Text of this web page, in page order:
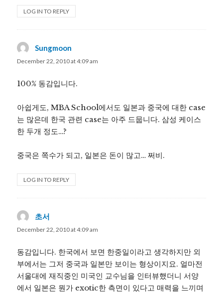
LOG IN TO REPLY
Sungmoon
December 22, 2010 at 4:09 am
100% 동감입니다.
아쉽게도, MBA School에서도 일본과 중국에 대한 case
는 많은데 한국 관련 case는 아주 드뭅니다. 삼성 케이스
한 두개 정도…?
중국은 쪽수가 되고, 일본은 돈이 많고… 쩌비.
LOG IN TO REPLY
초서
December 22, 2010 at 4:09 am
동감입니다. 한국에서 보면 한중일이라고 생각하지만 외
부에서는 그저 중국과 일본만 보이는 형상이지요. 얼마전
서울대에 재직중인 미국인 교수님을 인터뷰했더니 서양
에서 일본은 뭔가 exotic한 측면이 있다고 매력을 느끼며